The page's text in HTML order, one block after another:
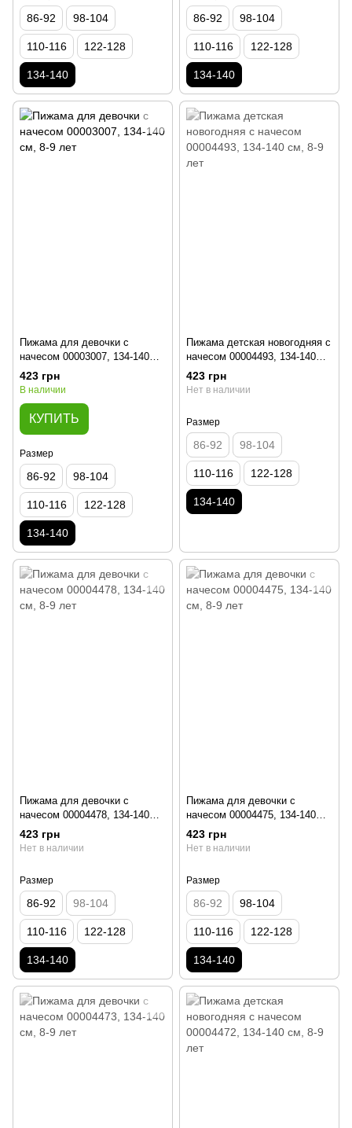
86-92 98-104
110-116 122-128
134-140
86-92 98-104
110-116 122-128
134-140
Пижама для девочки с
начесом 00003007, 134-140
см, 8-9 лет
423 грн
В наличии
КУПИТЬ
Размер
86-92 98-104
110-116 122-128
134-140
Пижама детская новогодняя с
начесом 00004493, 134-140
см, 8-9 лет
423 грн
Нет в наличии
Размер
86-92 98-104
110-116 122-128
134-140
Пижама для девочки с
начесом 00004478, 134-140
см, 8-9 лет
423 грн
Нет в наличии
Размер
86-92 98-104
110-116 122-128
134-140
Пижама для девочки с
начесом 00004475, 134-140
см, 8-9 лет
423 грн
Нет в наличии
Размер
86-92 98-104
110-116 122-128
134-140